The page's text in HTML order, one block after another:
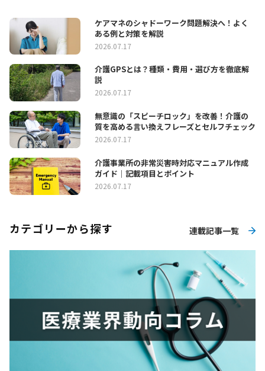
ケアマネのシャドーワーク問題解決へ！よく
ある例と対策を解説
2026.07.17
介護GPSとは？種類・費用・選び方を徹底解
説
2026.07.17
無意識の「スピーチロック」を改善！介護の
質を高める言い換えフレーズとセルフチェック
2026.07.17
介護事業所の非常災害時対応マニュアル作成
ガイド｜記載項目とポイント
2026.07.17
カテゴリーから探す 連載記事一覧